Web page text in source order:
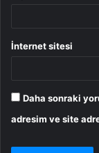
İnternet sitesi
Daha sonraki
adresim ve site